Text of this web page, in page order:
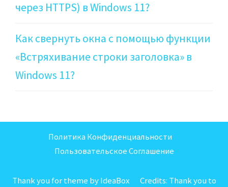
через HTTPS) в Windows 11?
Как свернуть окна с помощью функции
«Встряхивание строки заголовка» в
Windows 11?
Политика Конфиденциальности
Пользовательское Соглашение
Thank you for theme by IdeaBox Credits: Thank you to